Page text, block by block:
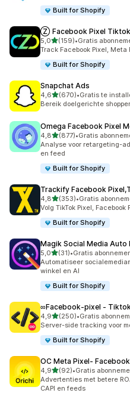
Built for Shopify
Ⓩ Facebook Pixel Tiktok
5,0van 5 sterren
(159)
159 recensies in totaal
•Gratis
Track Facebook Pixel, Meta
Built for Shopify
Snapchat Ads
4,6van 5 sterren
(670)
670 recensies in totaal
•Gratis te
Bereik doelgerichte
Omega Facebook Pixel
4,8van 5 sterren
(877)
877 recensies in totaal
•Gratis
Analyse voor retargeting-
en feed
Built for Shopify
Trackify Facebook
4,8van 5 sterren
(353)
353 recensies in totaal
•Gratis
Volg TikTok Pixel,
Built for Shopify
Magik Social Media Auto
5,0van 5 sterren
(31)
31 recensies in totaal
•Gratis
Automatiseer
winkel en AI
Built for Shopify
∞Facebook‑pixel ‑
4,9van 5 sterren
(250)
250 recensies in totaal
•Gratis
Server-side tracking voor
Built for Shopify
OC Meta Pixel‑
4,9van 5 sterren
(92)
92 recensies in totaal
•Gratis
Advertenties met betere
CAPI en feeds